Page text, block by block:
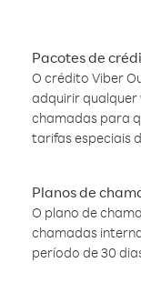
Pacotes de
O crédito Viber
adquirir qualquer
chamadas para
tarifas especiais
Planos de
O plano de
chamadas
período de 30